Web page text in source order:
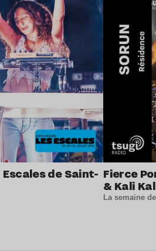
Escales de Saint- Fierce
& Kali
La semaine